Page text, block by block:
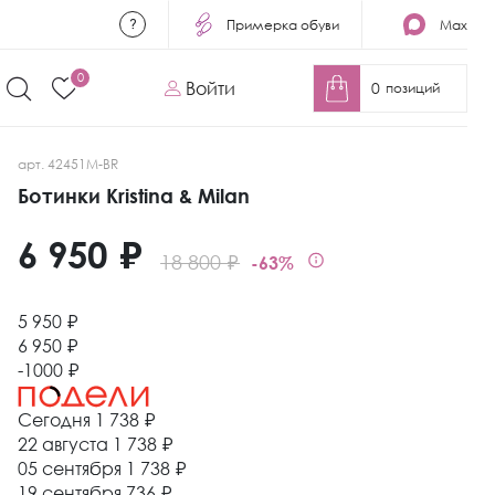
Примерка обуви Max
0
Войти 0 позиций
арт. 42451M-BR
Ботинки Kristina & Milan
18 800 ₽ -63%
6 950 ₽
5 950 ₽
6 950 ₽
-1000 ₽
Сегодня 1 738 ₽
22 августа 1 738 ₽
05 сентября 1 738 ₽